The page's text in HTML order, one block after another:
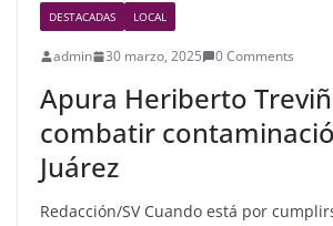
DESTACADAS LOCAL
admin 30 marzo, 2025 0 Comments
Apura Heriberto
combatir
Juárez
Redacción/SV Cuando está por